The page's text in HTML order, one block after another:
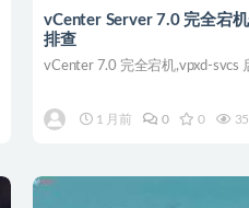
vCenter Server 7.0 完全宕
排查
vCenter 7.0 完全宕机,vpxd-svcs
1 月前 0 0 35